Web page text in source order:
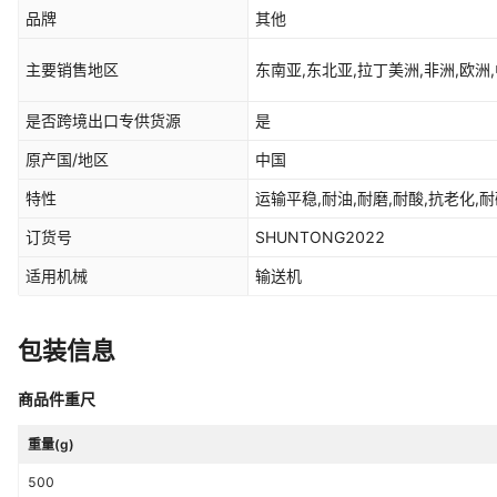
品牌 其他
主要销售地区 东南亚,东北亚,拉丁美洲,非洲,欧
是否跨境出口专供货源 是
原产国/地区 中国
特性 运输平稳,耐油,耐磨,耐酸,抗老化,
订货号 SHUNTONG2022
适用机械 输送机
包装信息
商品件重尺
重量(g)
500